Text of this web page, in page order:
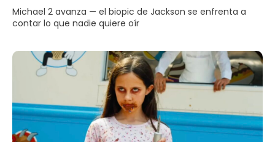
Michael 2 avanza — el biopic de Jackson se enfrenta a
contar lo que nadie quiere oír